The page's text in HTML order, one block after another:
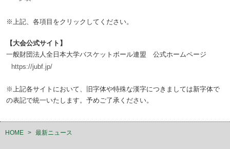
※上記、各項目をクリックしてください。
【大会公式サイト】
一般財団法人全日本大学バスケットボール連盟 公式ホームページ
https://jubf.jp/
※上記各サイトにおいて、旧字体や特殊な漢字につきましては新字体で
の表記で統一いたします。予めご了承ください。
HOME > 最新ニュース